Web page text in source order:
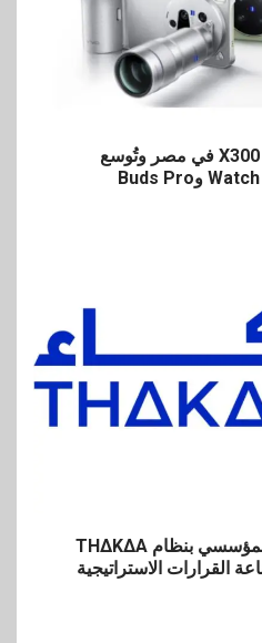
vivo تُطلق رسميًا سلسلة X300 في مصر وتُوسع
دياموند تعزز كفاءة الأداء المؤسسي بنظام THΔKΔA